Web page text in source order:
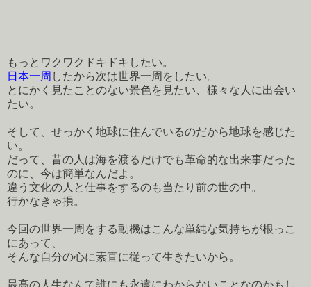
もっとワクワクドキドキしたい。
日本一周 したから次は世界一周をしたい。
とにかく見たことのない景色を見たい、様々な人に出会い
たい。
そして、せっかく地球に住んでいるのだから地球を感じた
い。
だって、昔の人は海を渡るだけでも革命的な出来事だった
のに、今は簡単なんだよ。
違う文化の人と仕事をするのも当たり前の世の中。
行かなきゃ損。
今回の世界一周をする動機はこんな単純な気持ちが根っこ
にあって、
そんな自分の心に素直に従って生きたいから。
最高の人生なんて誰にも永遠にわからないことなのかもし